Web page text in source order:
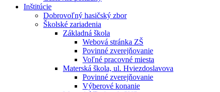
Inštitúcie
Dobrovoľný hasičský zbor
Školské zariadenia
Základná škola
Webová stránka ZŠ
Povinné zverejňovanie
Voľné pracovné miesta
Materská škola, ul. Hviezdoslavova
Povinné zverejňovanie
Výberové konanie